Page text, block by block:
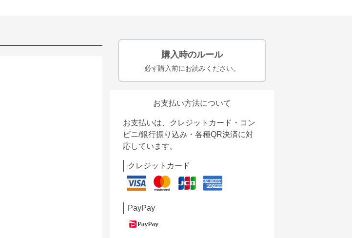
購入時のルール
必ず購入前にお読みください。
お支払い方法について
お支払いは、クレジットカード・コン
ビニ/銀行振り込み・各種QR決済に対
応しています。
クレジットカード
PayPay